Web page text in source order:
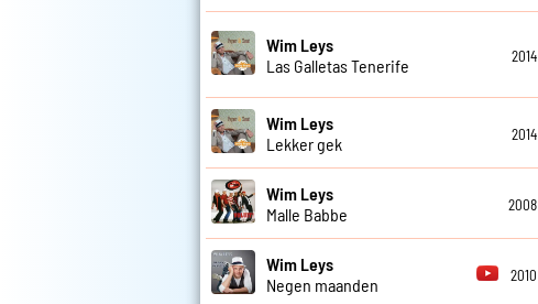
Wim Leys
Las Galletas Tenerife
2014
Wim Leys
Lekker gek
2014
Wim Leys
Malle Babbe
2008
Wim Leys
Negen maanden
2010